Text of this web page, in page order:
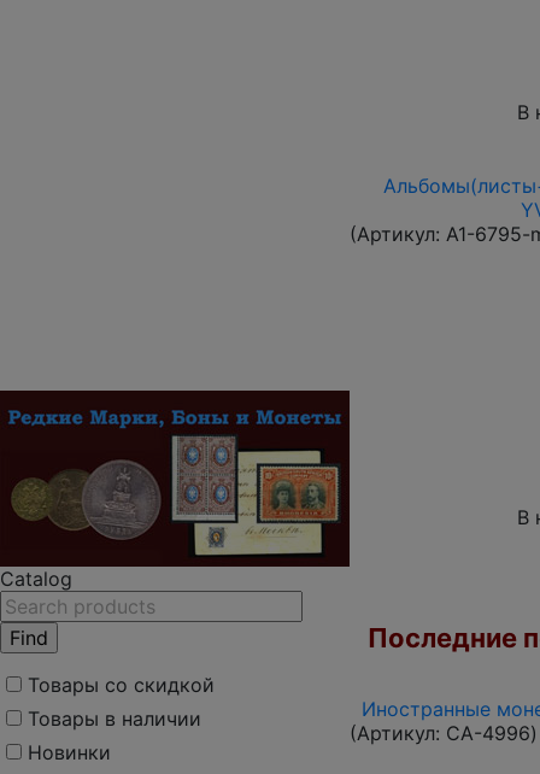
Catalog
Товары со скидкой
Товары в наличии
Новинки
В
(Артикул: A1-6795-
В
Последние
Иностранные
(Артикул: CA-4996)